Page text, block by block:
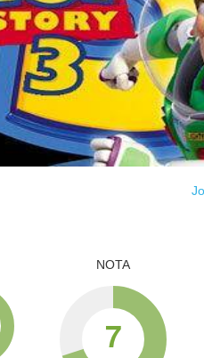
NOTA
7